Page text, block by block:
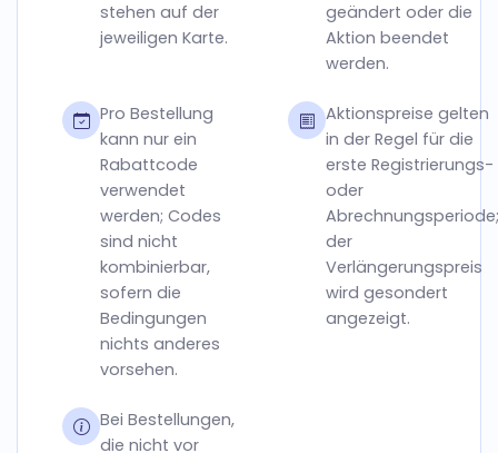
stehen auf der
jeweiligen Karte.
geändert oder die
Aktion beendet
werden.
Pro Bestellung
kann nur ein
Rabattcode
verwendet
werden; Codes
sind nicht
kombinierbar,
sofern die
Bedingungen
nichts anderes
vorsehen.
Aktionspreise gelten
in der Regel für die
erste Registrierungs-
oder
Abrechnungsperiode;
der
Verlängerungspreis
wird gesondert
angezeigt.
Bei Bestellungen,
die nicht vor